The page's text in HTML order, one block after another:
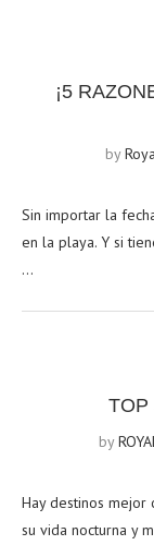
¡5
by
Sin importar la
en la playa. Y si
…
TOP
by
Hay destinos mejor
su vida nocturna y